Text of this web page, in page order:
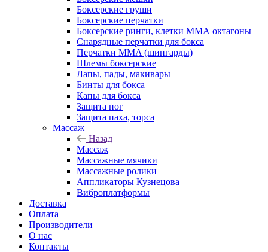
Боксерские груши
Боксерские перчатки
Боксерские ринги, клетки ММА октагоны
Снарядные перчатки для бокса
Перчатки MMA (шингарды)
Шлемы боксерские
Лапы, пады, макивары
Бинты для бокса
Капы для бокса
Защита ног
Защита паха, торса
Массаж
Назад
Массаж
Массажные мячики
Массажные ролики
Аппликаторы Кузнецова
Виброплатформы
Доставка
Оплата
Производители
О нас
Контакты